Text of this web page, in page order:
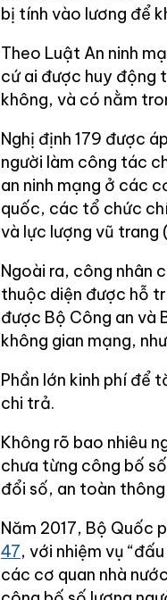
bị tính vào lương để
Theo Luật An ninh
cứ ai được huy động
không, và có nằm
Nghị định 179 được
người làm công tác
an ninh mạng ở các
quốc, các tổ chức
và lực lượng vũ trang
Ngoài ra, công nhân
thuộc diện được hỗ
được Bộ Công an và
không gian mạng,
Phần lớn kinh phí để
chi trả.
Không rõ bao nhiêu
chưa từng công bố
đổi số, an toàn
Năm 2017, Bộ Quốc
47, với nhiệm vụ
các cơ quan nhà